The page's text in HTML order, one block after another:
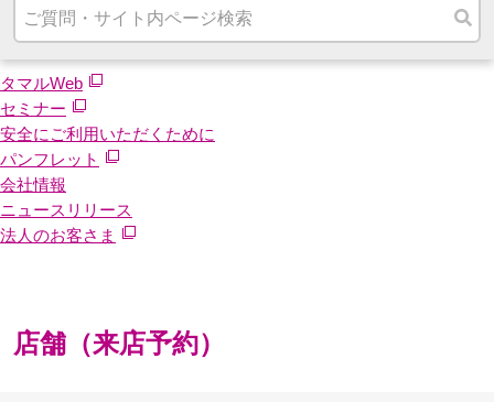
タマルWeb
セミナー
安全にご利用いただくために
パンフレット
会社情報
ニュースリリース
法人のお客さま
店舗（来店予約）